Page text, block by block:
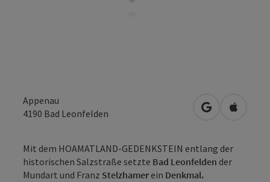
Appenau
4190 Bad Leonfelden in Google
in
Mit dem HOAMATLAND-GEDENKSTEIN entlang der
historischen Salzstraße setzte Bad Leonfelden der
Mundart und Franz Stelzhamer ein Denkmal.